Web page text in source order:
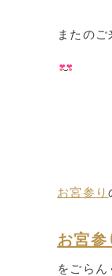
またの
お宮参り
お宮参
をごらん